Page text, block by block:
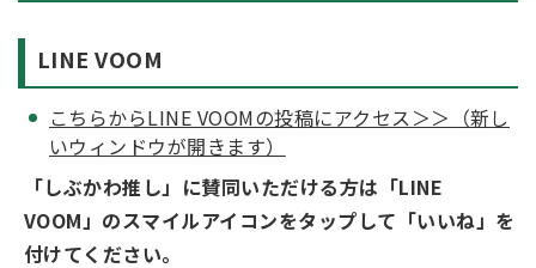
LINE VOOM
こちらからLINE VOOMの投稿にアクセス＞＞（新し
いウィンドウが開きます）
「しぶかわ推し」に賛同いただける方は「LINE
VOOM」のスマイルアイコンをタップして「いいね」を
付けてください。